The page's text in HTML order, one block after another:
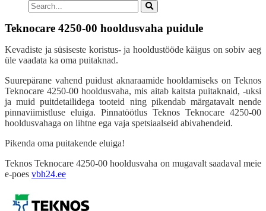
Teknocare 4250-00 hooldusvaha puidule
Kevadiste ja süsiseste koristus- ja hooldustööde käigus on sobiv aeg
üle vaadata ka oma puitaknad.
Suurepärane vahend puidust aknaraamide hooldamiseks on Teknos
Teknocare 4250-00 hooldusvaha, mis aitab kaitsta puitaknaid, -uksi
ja muid puitdetailidega tooteid ning pikendab märgatavalt nende
pinnaviimistluse eluiga. Pinnatöötlus Teknos Teknocare 4250-00
hooldusvahaga on lihtne ega vaja spetsiaalseid abivahendeid.
Pikenda oma puitakende eluiga!
Teknos Teknocare 4250-00 hooldusvaha on mugavalt saadaval meie
e-poes vbh24.ee